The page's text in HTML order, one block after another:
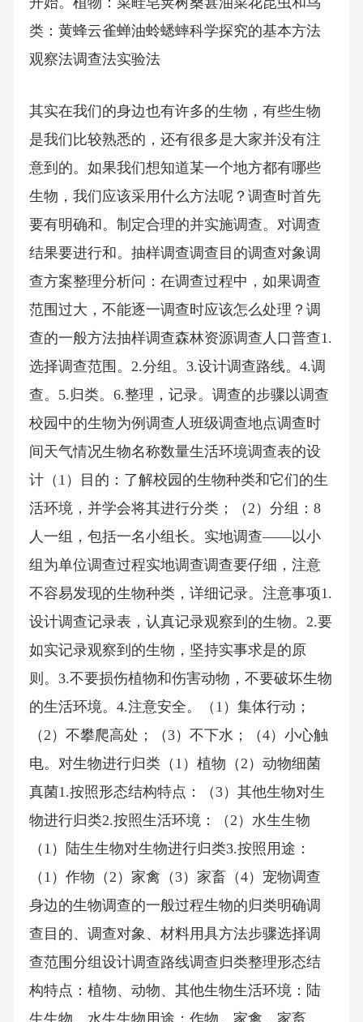
类：黄蜂云雀蝉油蛉蟋蟀科学探究的基本方法
观察法调查法实验法
其实在我们的身边也有许多的生物，有些生物
是我们比较熟悉的，还有很多是大家并没有注
意到的。如果我们想知道某一个地方都有哪些
生物，我们应该采用什么方法呢？调查时首先
要有明确和。制定合理的并实施调查。对调查
结果要进行和。抽样调查调查目的调查对象调
查方案整理分析问：在调查过程中，如果调查
范围过大，不能逐一调查时应该怎么处理？调
查的一般方法抽样调查森林资源调查人口普查1.
选择调查范围。2.分组。3.设计调查路线。4.调
查。5.归类。6.整理，记录。调查的步骤以调查
校园中的生物为例调查人班级调查地点调查时
间天气情况生物名称数量生活环境调查表的设
计（1）目的：了解校园的生物种类和它们的生
活环境，并学会将其进行分类；（2）分组：8
人一组，包括一名小组长。实地调查——以小
组为单位调查过程实地调查调查要仔细，注意
不容易发现的生物种类，详细记录。注意事项1.
设计调查记录表，认真记录观察到的生物。2.要
如实记录观察到的生物，坚持实事求是的原
则。3.不要损伤植物和伤害动物，不要破坏生物
的生活环境。4.注意安全。（1）集体行动；
（2）不攀爬高处；（3）不下水；（4）小心触
电。对生物进行归类（1）植物（2）动物细菌
真菌1.按照形态结构特点：（3）其他生物对生
物进行归类2.按照生活环境：（2）水生生物
（1）陆生生物对生物进行归类3.按照用途：
（1）作物（2）家禽（3）家畜（4）宠物调查
身边的生物调查的一般过程生物的归类明确调
查目的、调查对象、材料用具方法步骤选择调
查范围分组设计调查路线调查归类整理形态结
构特点：植物、动物、其他生物生活环境：陆
生生物、水生生物用途：作物、家禽、家畜、